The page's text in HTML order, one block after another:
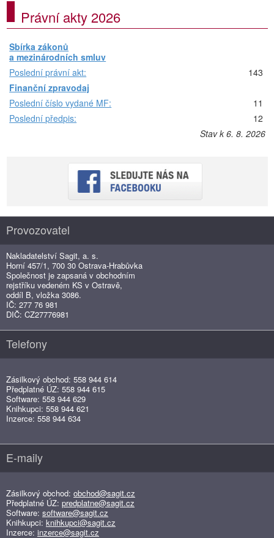
Právní akty 2026
Sbírka zákonů
a mezinárodních smluv
Poslední právní akt:
143
Finanční zpravodaj
Poslední číslo vydané MF:
11
Poslední předpis:
12
Stav k 6. 8. 2026
Provozovatel
Nakladatelství Sagit, a. s.
Horní 457/1, 700 30 Ostrava-Hrabůvka
Společnost je zapsaná v obchodním
rejstříku vedeném KS v Ostravě,
oddíl B, vložka 3086.
IČ: 277 76 981
DIČ: CZ27776981
Telefony
Zásilkový obchod: 558 944 614
Předplatné ÚZ: 558 944 615
Software: 558 944 629
Knihkupci: 558 944 621
Inzerce: 558 944 634
E-maily
Zásilkový obchod: obchod@sagit.cz
Předplatné ÚZ: predplatne@sagit.cz
Software: software@sagit.cz
Knihkupci: knihkupci@sagit.cz
Inzerce: inzerce@sagit.cz